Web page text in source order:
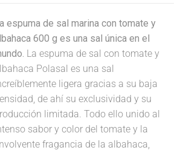
espuma de sal marina con tomate y
600 g es una sal única en el
La espuma de sal con tomate y
Polasal es una sal
ligera gracias a su baja
de ahí su exclusividad y su
limitada. Todo ello unido al
sabor y color del tomate y la
fragancia de la albahaca,